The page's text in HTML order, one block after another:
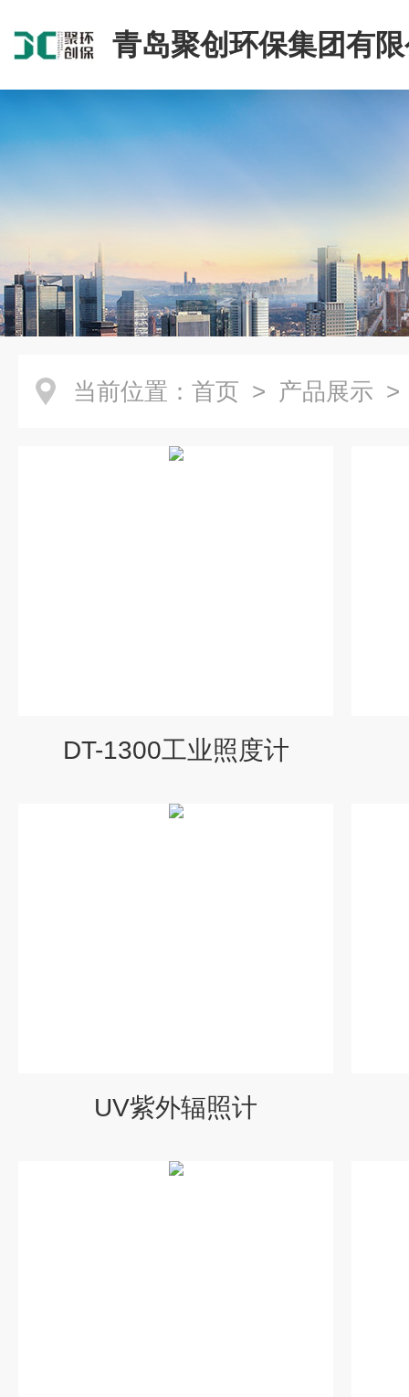
青岛聚创环保集团有
当前位置： 首页 > 产品展示
DT-1300工业照度计
UV紫外辐照计